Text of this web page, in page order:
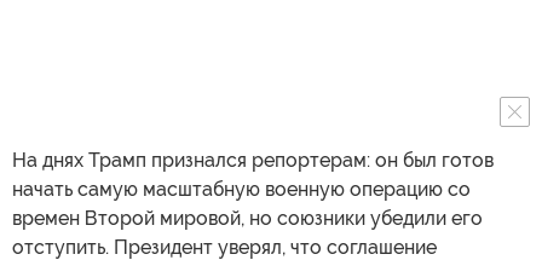
На днях Трамп признался репортерам: он был готов
начать самую масштабную военную операцию со
времен Второй мировой, но союзники убедили его
отступить. Президент уверял, что соглашение